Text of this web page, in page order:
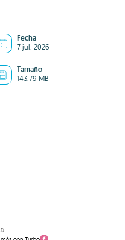
Fecha
7 jul. 2026
Tamaño
143.79 MB